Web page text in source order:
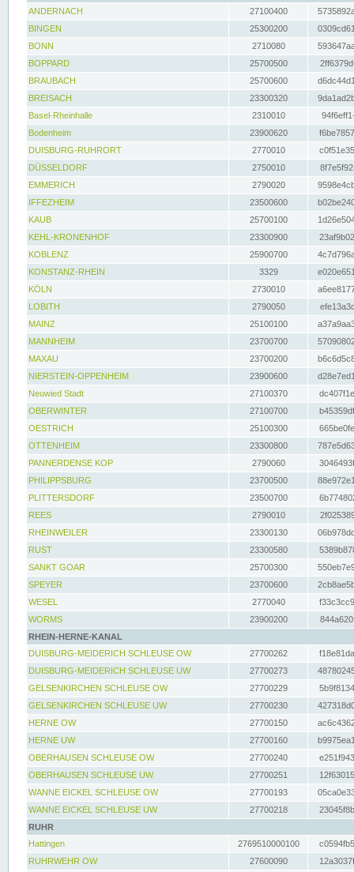
ANDERNACH
27100400
BINGEN
25300200
BONN
2710080
BOPPARD
25700500
BRAUBACH
25700600
BREISACH
23300320
Basel-Rheinhalle
2310010
Bodenheim
23900620
DUISBURG-RUHRORT
2770010
DÜSSELDORF
2750010
EMMERICH
2790020
IFFEZHEIM
23500600
KAUB
25700100
KEHL-KRONENHOF
23300900
KOBLENZ
25900700
KONSTANZ-RHEIN
3329
KÖLN
2730010
LOBITH
2790050
MAINZ
25100100
MANNHEIM
23700700
MAXAU
23700200
NIERSTEIN-OPPENHEIM
23900600
Neuwied Stadt
27100370
OBERWINTER
27100700
OESTRICH
25100300
OTTENHEIM
23300800
PANNERDENSE KOP
2790060
PHILIPPSBURG
23700500
PLITTERSDORF
23500700
REES
2790010
RHEINWEILER
23300130
RUST
23300580
SANKT GOAR
25700300
SPEYER
23700600
WESEL
2770040
WORMS
23900200
RHEIN-HERNE-KANAL
DUISBURG-MEIDERICH SCHLEUSE OW
27700262
DUISBURG-MEIDERICH SCHLEUSE UW
27700273
GELSENKIRCHEN SCHLEUSE OW
27700229
GELSENKIRCHEN SCHLEUSE UW
27700230
HERNE OW
27700150
HERNE UW
27700160
OBERHAUSEN SCHLEUSE OW
27700240
OBERHAUSEN SCHLEUSE UW
27700251
WANNE EICKEL SCHLEUSE OW
27700193
WANNE EICKEL SCHLEUSE UW
27700218
RUHR
Hattingen
2769510000100
RUHRWEHR OW
27600090